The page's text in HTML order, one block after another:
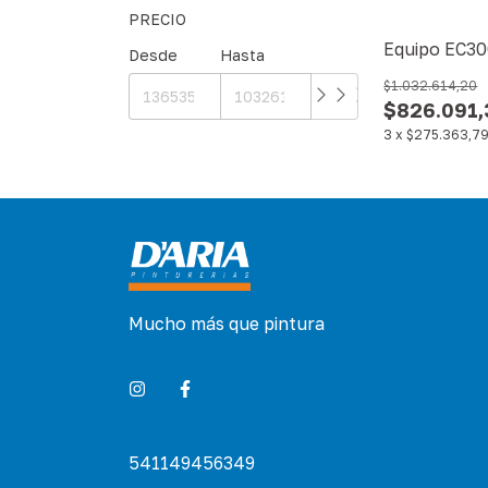
PRECIO
Desde
Hasta Equipo
$1.032.614,20
3 x
Mucho más que pintura
541149456349